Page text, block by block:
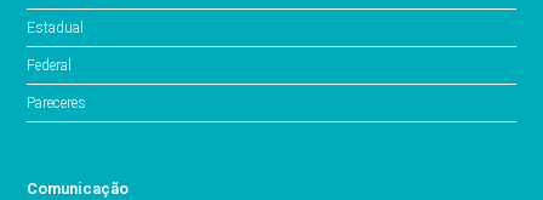
Estadual
Federal
Pareceres
Comunicação